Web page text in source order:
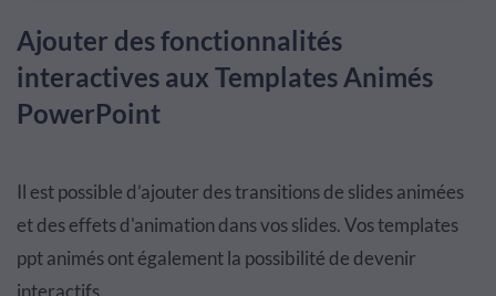
Ajouter des fonctionnalités
interactives aux Templates Animés
PowerPoint
Il est possible d’ajouter des transitions de slides animées
et des effets d'animation dans vos slides. Vos templates
ppt animés ont également la possibilité de devenir
interactifs.